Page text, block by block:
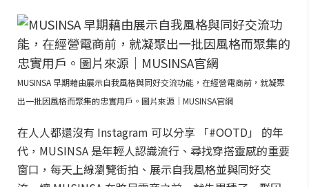
MUSINSA 早期藉由展示自我風格與同好交流功能，在經營電商前，就凝聚
出一批因風格而聚集的忠實用戶。圖片來源｜MUSINSA官網
在人人都還沒有 Instagram 可以分享 「#OOTD」 的年
代，MUSINSA 是年輕人認識流行、尋找穿搭靈感的重要
窗口，每天上線瀏覽街拍、展示自我風格並與同好交